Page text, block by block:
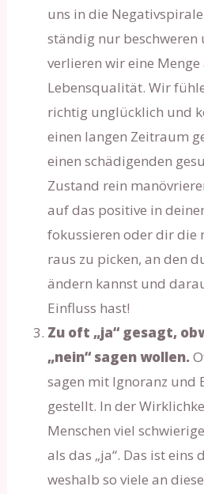
uns in die
ständig nur
verlieren wir eine Menge
Lebensqualität. Wir
richtig unglücklich und
einen langen Zeitraum
einen schädigenden
Zustand rein
auf das positive in
fokussieren oder dir die
raus zu picken, an den
ändern kannst und
Einfluss hast!
Zu oft „ja“ gesagt,
„nein“ sagen wollen.
sagen mit Ignoranz und
gestellt. In der
Menschen viel
als das „ja“. Das ist eins
weshalb so viele an